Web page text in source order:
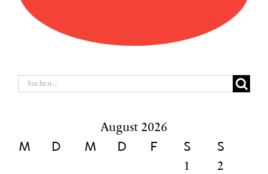
Suche
August 2026
M D M D F S S
1
2